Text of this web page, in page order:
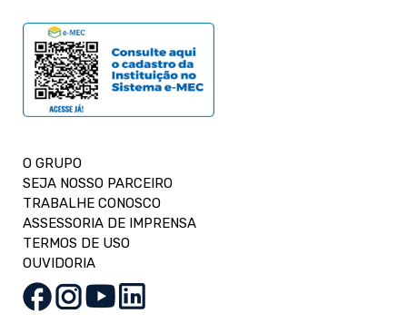
O GRUPO
SEJA NOSSO PARCEIRO
TRABALHE CONOSCO
ASSESSORIA DE IMPRENSA
TERMOS DE USO
OUVIDORIA